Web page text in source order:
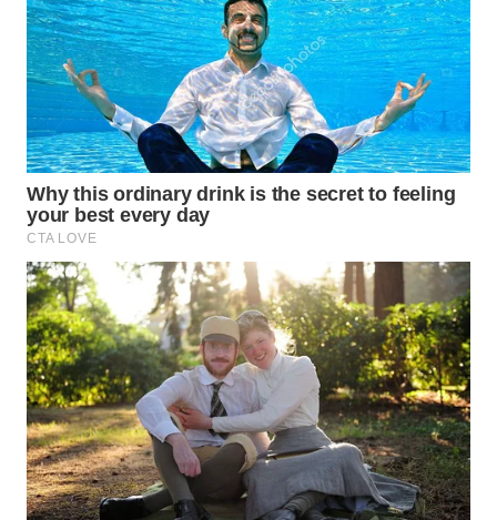
WN
BOROBUDUR
WN
MADURA
WN
SURABAYA
WN
NATUNA
WN
BINTAN
WN
MANDALIKA